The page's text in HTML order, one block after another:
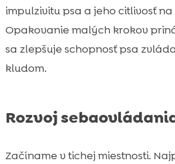
impulzivitu psa a jeho citlivosť na
Opakovanie malých krokov
sa zlepšuje schopnosť psa
kludom.
Rozvoj
Začíname v tichej miestnosti.